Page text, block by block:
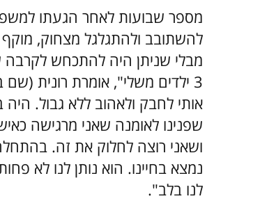
מספר שבועות לאחר הגעתו
3 ילדים משלי", אומרת רונית
אותי לחבק ולאהוב ללא גבול.
שפנינו לאומנה שאני מרגישה
ושאני רוצה לחלוק את זה.
נמצא בחיינו. הוא נותן לנו לא
לנו בלב".